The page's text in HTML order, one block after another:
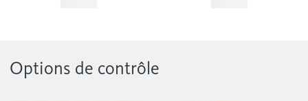
Options de contrôle